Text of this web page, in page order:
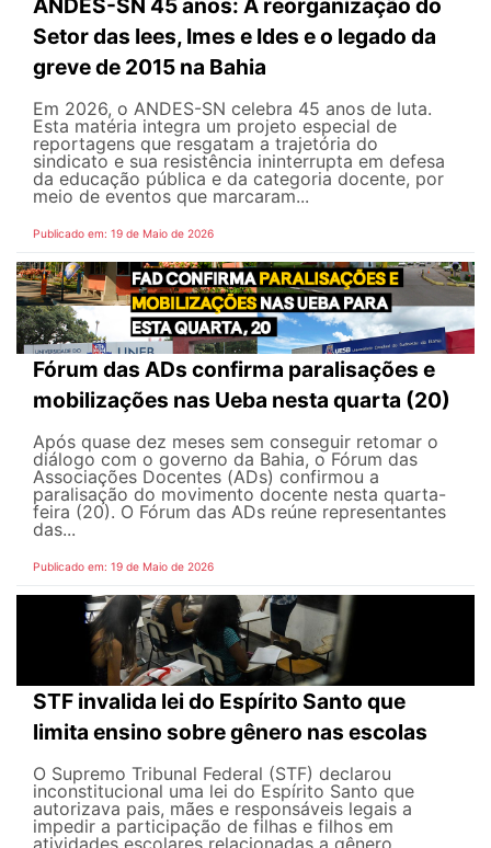
ANDES-SN 45 anos: A reorganização do
Setor das Iees, Imes e Ides e o legado da
greve de 2015 na Bahia
Em 2026, o ANDES-SN celebra 45 anos de luta.
Esta matéria integra um projeto especial de
reportagens que resgatam a trajetória do
sindicato e sua resistência ininterrupta em defesa
da educação pública e da categoria docente, por
meio de eventos que marcaram...
Publicado em: 19 de Maio de 2026
Fórum das ADs confirma paralisações e
mobilizações nas Ueba nesta quarta (20)
Após quase dez meses sem conseguir retomar o
diálogo com o governo da Bahia, o Fórum das
Associações Docentes (ADs) confirmou a
paralisação do movimento docente nesta quarta-
feira (20). O Fórum das ADs reúne representantes
das...
Publicado em: 19 de Maio de 2026
STF invalida lei do Espírito Santo que
limita ensino sobre gênero nas escolas
O Supremo Tribunal Federal (STF) declarou
inconstitucional uma lei do Espírito Santo que
autorizava pais, mães e responsáveis legais ​​a
impedir a participação de filhas e filhos em